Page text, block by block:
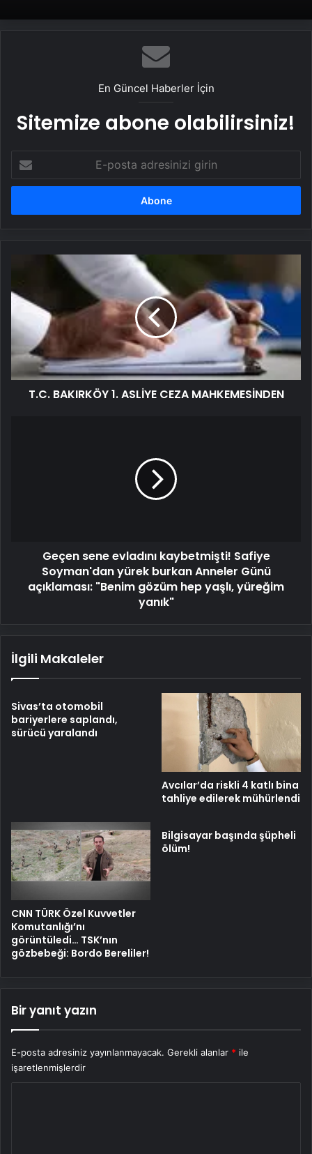
En Güncel Haberler İçin
Sitemize abone olabilirsiniz!
posta
adresinizi
1.
ASLİYE
CEZA
MAHKEMESİNDEN
T.C. BAKIRKÖY 1. ASLİYE CEZA MAHKEMESİNDEN
açıklaması:
"Benim
yanık"
Geçen sene evladını kaybetmişti! Safiye
Soyman'dan yürek burkan Anneler Günü
açıklaması: "Benim gözüm hep yaşlı, yüreğim
yanık"
İlgili Makaleler
Sivas’ta otomobil
bariyerlere saplandı,
sürücü yaralandı
Avcılar’da riskli 4 katlı bina
tahliye edilerek mühürlendi
CNN TÜRK Özel Kuvvetler
Komutanlığı’nı
görüntüledi… TSK’nın
gözbebeği: Bordo Bereliler!
Bilgisayar başında şüpheli
ölüm!
Bir yanıt yazın
E-posta adresiniz yayınlanmayacak. Gerekli alanlar * ile
işaretlenmişlerdir